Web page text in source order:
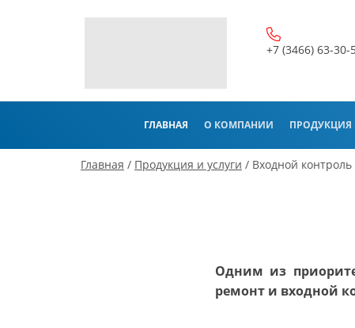
+7 (3466) 63-30-
ГЛАВНАЯ
О КОМПАНИИ ПРОДУКЦИЯ
Главная / Продукция и услуги / Входной контроль
Одним из
ремонт и входной